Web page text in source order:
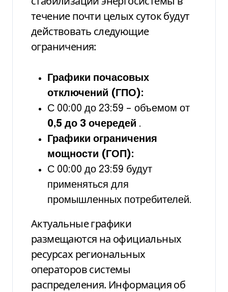
течение почти целых суток будут
действовать следующие
ограничения:
Графики почасовых
отключений (ГПО):
С 00:00 до 23:59 – объемом от
0,5 до 3 очередей .
Графики ограничения
мощности (ГОП):
С 00:00 до 23:59 будут
применяться для
промышленных потребителей.
Актуальные графики
размещаются на официальных
ресурсах региональных
операторов системы
распределения. Информация об